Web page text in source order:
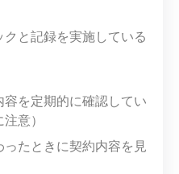
クと記録を実施している
容を定期的に確認してい
意）
ったときに契約内容を見